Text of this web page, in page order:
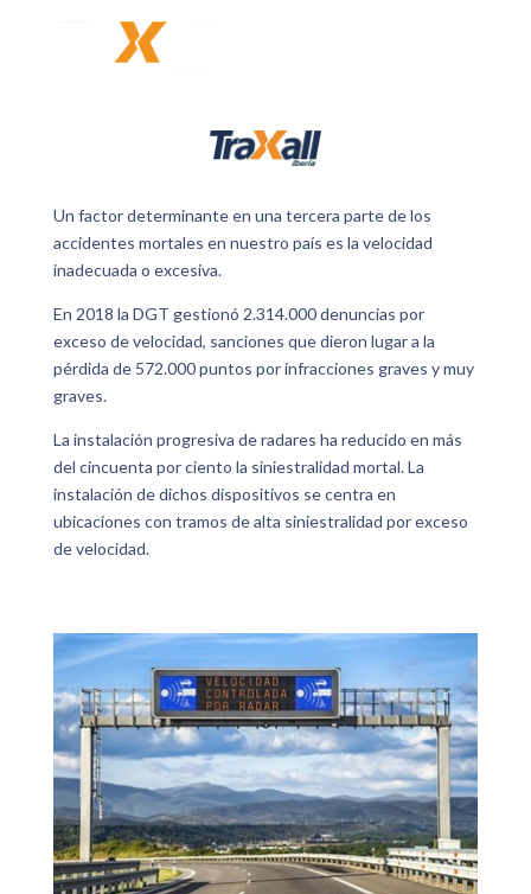
Un factor determinante en una tercera parte de los
accidentes mortales en nuestro país es la velocidad
inadecuada o excesiva.
En 2018 la DGT gestionó 2.314.000 denuncias por
exceso de velocidad, sanciones que dieron lugar a la
pérdida de 572.000 puntos por infracciones graves y muy
graves.
La instalación progresiva de radares ha reducido en más
del cincuenta por ciento la siniestralidad mortal. La
instalación de dichos dispositivos se centra en
ubicaciones con tramos de alta siniestralidad por exceso
de velocidad.